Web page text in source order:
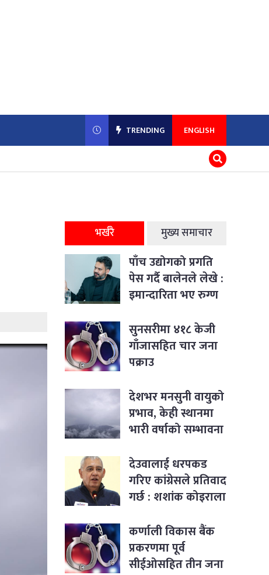
TRENDING ENGLISH
भर्खरै मुख्य समाचार
पाँच उद्योगको प्रगति
पेस गर्दै बालेनले लेखे :
इमान्दारिता भए रुग्ण
जीवन भर्न सकिने रहेछ
सुनसरीमा ४१८ केजी
गाँजासहित चार जना
पक्राउ
देशभर मनसुनी वायुको
प्रभाव, केही स्थानमा
भारी वर्षाको सम्भावना
देउवालाई धरपकड
गरिए कांग्रेसले प्रतिवाद
गर्छ : शशांक कोइराला
कर्णाली विकास बैंक
प्रकरणमा पूर्व
सीईओसहित तीन जना